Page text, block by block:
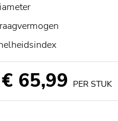
€ 65,99 PER STUK